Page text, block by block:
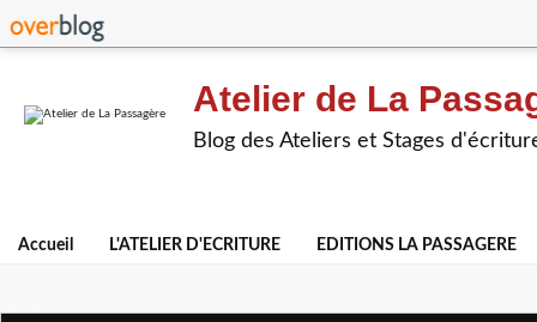
Atelier de La
Blog des Ateliers et Stages
Accueil L'ATELIER D'ECRITURE EDITIONS LA PASSAGERE